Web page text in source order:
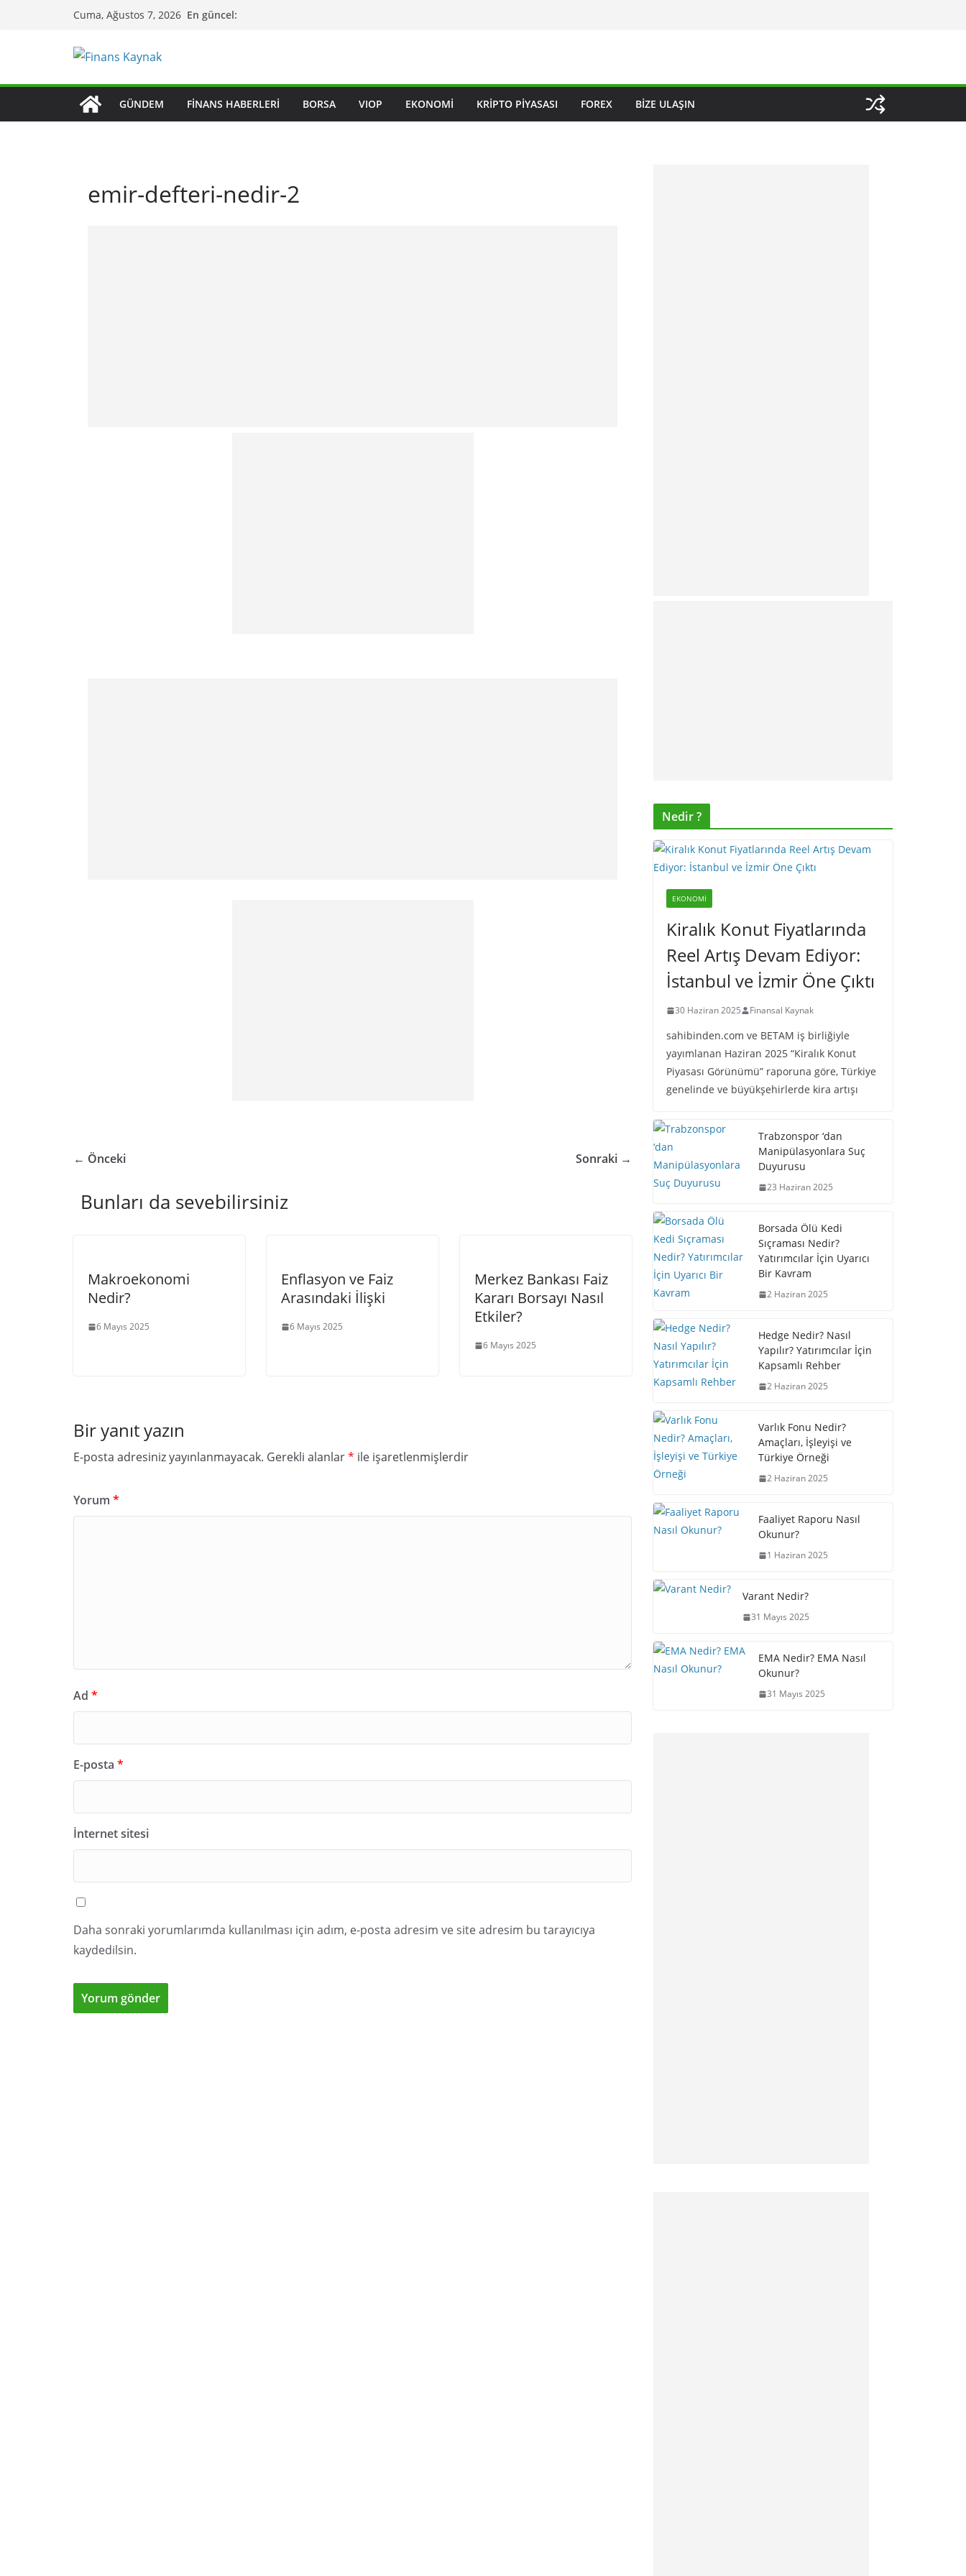
Cuma, Ağustos 7, 2026 En güncel:
GÜNDEM FINANS HABERLERI BORSA VIOP EKONOMI KRIPTO PIYASASI FOREX BIZE ULAŞIN
emir-defteri-nedir-2
← Önceki Sonraki →
Bunları da sevebilirsiniz
Makroekonomi
Nedir?
6 Mayıs 2025
Enflasyon ve Faiz
Arasındaki İlişki
6 Mayıs 2025
Merkez Bankası Faiz
Kararı Borsayı Nasıl
Etkiler?
6 Mayıs 2025
Bir yanıt yazın
E-posta adresiniz yayınlanmayacak. Gerekli alanlar* ile işaretlenmişlerdir
Yorum *
Ad *
E-posta *
İnternet sitesi
Daha sonraki yorumlarımda kullanılması için adım, e-posta adresim ve site adresim bu tarayıcıya
kaydedilsin.
Nedir ?
EKONOMI
Kiralık Konut Fiyatlarında
Reel Artış Devam Ediyor:
İstanbul ve İzmir Öne Çıktı
30 Haziran 2025 Finansal Kaynak
sahibinden.com ve BETAM iş birliğiyle
yayımlanan Haziran 2025 “Kiralık Konut
Piyasası Görünümü” raporuna göre, Türkiye
genelinde ve büyükşehirlerde kira artışı
Trabzonspor ‘dan
Manipülasyonlara Suç
Duyurusu
23 Haziran 2025
Borsada Ölü Kedi
Sıçraması Nedir?
Yatırımcılar İçin Uyarıcı
Bir Kavram
2 Haziran 2025
Hedge Nedir? Nasıl
Yapılır? Yatırımcılar İçin
Kapsamlı Rehber
2 Haziran 2025
Varlık Fonu Nedir?
Amaçları, İşleyişi ve
Türkiye Örneği
2 Haziran 2025
Faaliyet Raporu Nasıl
Okunur?
1 Haziran 2025
Varant Nedir?
31 Mayıs 2025
EMA Nedir? EMA Nasıl
Okunur?
31 Mayıs 2025